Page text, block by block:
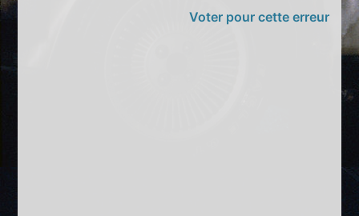
Voter pour cette erreur